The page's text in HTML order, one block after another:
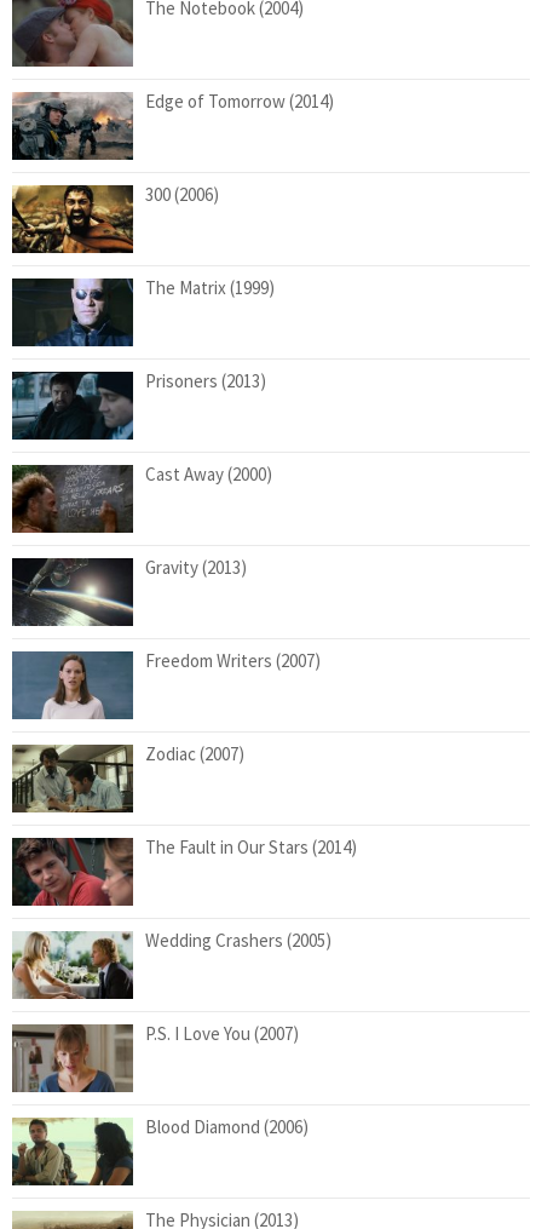
The Notebook (2004)
Edge of Tomorrow (2014)
300 (2006)
The Matrix (1999)
Prisoners (2013)
Cast Away (2000)
Gravity (2013)
Freedom Writers (2007)
Zodiac (2007)
The Fault in Our Stars (2014)
Wedding Crashers (2005)
P.S. I Love You (2007)
Blood Diamond (2006)
The Physician (2013)